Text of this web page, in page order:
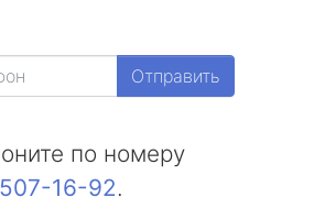
Отправить
по номеру
16-92.